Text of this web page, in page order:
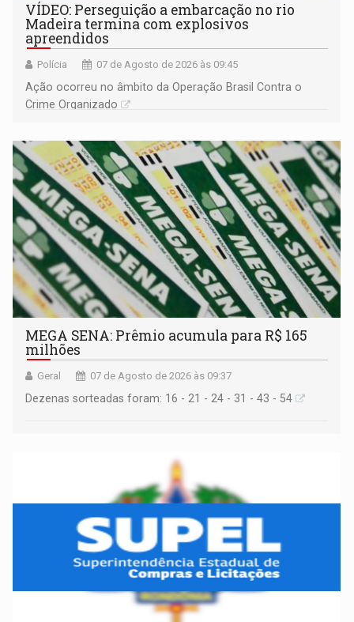
VÍDEO: Perseguição a embarcação no rio
Madeira termina com explosivos
apreendidos
Polícia 07 de Agosto de 2026 às 09:45
Ação ocorreu no âmbito da Operação Brasil Contra o
Crime Organizado
MEGA SENA: Prêmio acumula para R$ 165
milhões
Geral 07 de Agosto de 2026 às 09:37
Dezenas sorteadas foram: 16 - 21 - 24 - 31 - 43 - 54